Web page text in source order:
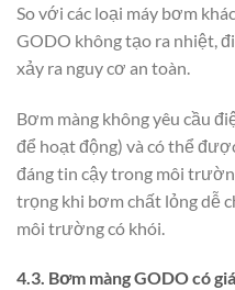
So với các loại máy bơm
GODO không tạo ra nhiệt,
xảy ra nguy cơ an toàn.
Bơm màng không yêu cầu
để hoạt động) và có thể
đáng tin cậy trong môi
trọng khi bơm chất lỏng dễ
môi trường có khói.
4.3. Bơm màng GODO có